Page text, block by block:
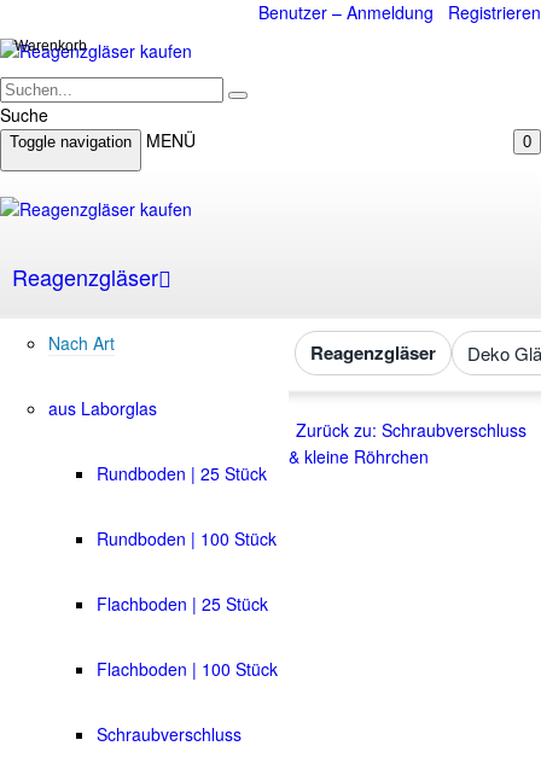
Benutzer – Anmeldung Registrieren
Suche
0
Warenkorb
Toggle navigation MENÜ
Reagenzgläser
Nach Art
aus Laborglas
Rundboden | 25 Stück
Rundboden | 100 Stück
Flachboden | 25 Stück
Flachboden | 100 Stück
Schraubverschluss
Reagenzgläser Deko
Zurück zu: Schraubverschluss
& kleine Röhrchen